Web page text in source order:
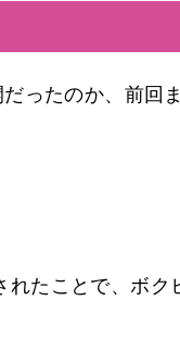
ったのか、前回
れたことで、ボク